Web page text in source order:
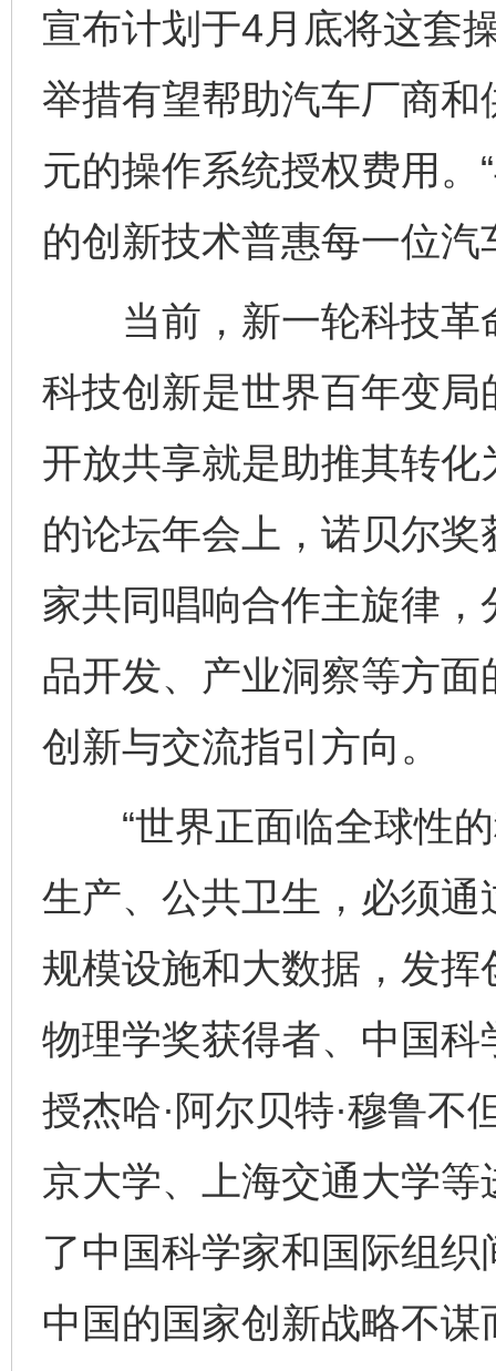
宣布计划于4月底将这套
举措有望帮助汽车厂商
元的操作系统授权费用
的创新技术普惠每一位汽
当前，新一轮科技革
科技创新是世界百年变局
开放共享就是助推其转化
的论坛年会上，诺贝尔
家共同唱响合作主旋律
品开发、产业洞察等方
创新与交流指引方向。
“世界正面临全球性的
生产、公共卫生，必须
规模设施和大数据，发挥
物理学奖获得者、中国
授杰哈·阿尔贝特·穆鲁不
京大学、上海交通大学
了中国科学家和国际组
中国的国家创新战略不谋